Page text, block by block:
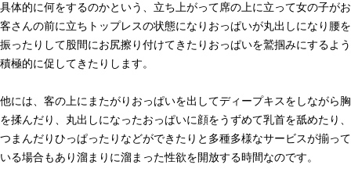
具体的に何をするのかという、立ち上がって席の上に立って女の子がお
客さんの前に立ちトップレスの状態になりおっぱいが丸出しになり腰を
振ったりして股間にお尻擦り付けてきたりおっぱいを鷲掴みにするよう
積極的に促してきたりします。
他には、客の上にまたがりおっぱいを出してディープキスをしながら胸
を揉んだり、丸出しになったおっぱいに顔をうずめて乳首を舐めたり、
つまんだりひっぱったりなどができたりと多種多様なサービスが揃って
いる場合もあり溜まりに溜まった性欲を開放する時間なのです。